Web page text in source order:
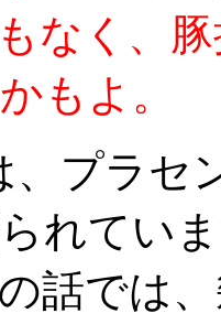
なく、
もよ。
、プラセ
れてい
話では